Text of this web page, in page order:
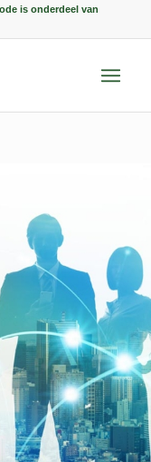
is onderdeel van